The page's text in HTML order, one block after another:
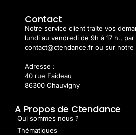
Contact
Notre service client traite vos
lundi au vendredi de 9h à 17 h., par
contact@ctendance.fr ou sur notre
Adresse :
40 rue Faideau
86300 Chauvigny
A Propos de Ctendance
Qui sommes nous ?
Thématiques